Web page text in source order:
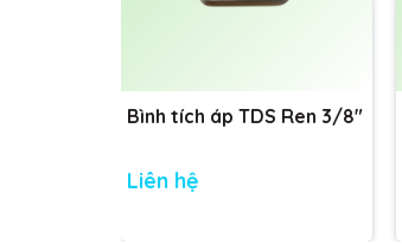
Bình tích áp TDS Ren 3/8"
Liên hệ